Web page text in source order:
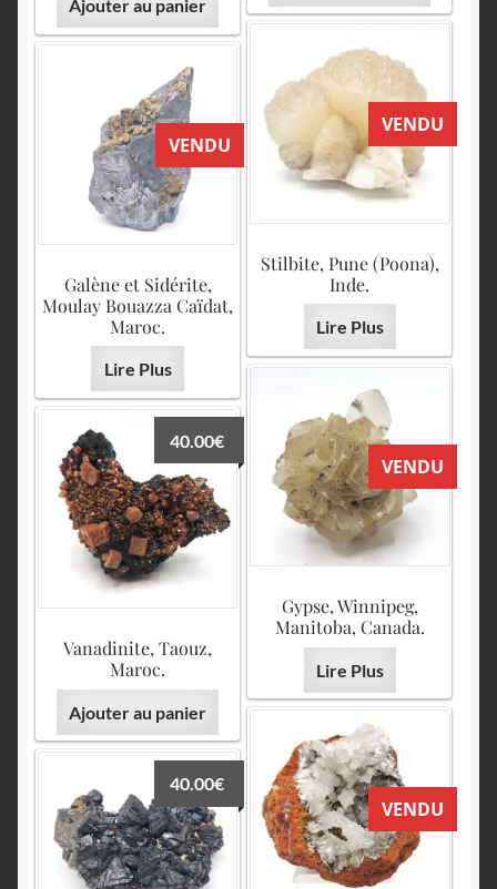
Ajouter au panier
VENDU
Stilbite, Pune (Poona),
Inde.
Lire Plus
VENDU
Galène et Sidérite,
Moulay Bouazza Caïdat,
Maroc.
Lire Plus
VENDU
Gypse, Winnipeg,
Manitoba, Canada.
Lire Plus
Vanadinite, Taouz,
Maroc.
40.00€
Ajouter au panier
VENDU
40.00€